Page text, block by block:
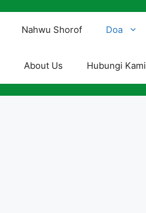
Nahwu Shorof Doa
About Us Hubungi Kami